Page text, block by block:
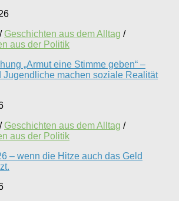
/ Geschichten aus dem Alltag /
aus der Politik
„Armut eine Stimme geben“ –
Jugendliche machen soziale Realität
/ Geschichten aus dem Alltag /
aus der Politik
– wenn die Hitze auch das Geld